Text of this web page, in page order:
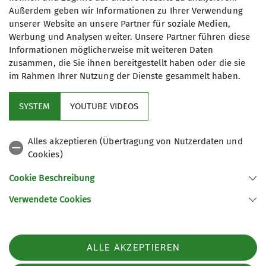
Jahresabschlussveranstaltung im Pflugsaal in Rottweil
statt.
mehr erfahren
196 - Sektion Oberer Neckar Inklusionsklettern JDAV News
Jugend Spaichingen Jugend Trossingen K5 Kletterzentrum
Klimaschutz Oberndorf Oberndorf Seniorengruppe
Spaichingen
Trossingen Wegebau
Aktuelles
Außerdem geben wir Informationen zu Ihrer Verwendung
unserer Website an unsere Partner für soziale Medien,
Werbung und Analysen weiter. Unsere Partner führen diese
Informationen möglicherweise mit weiteren Daten
zusammen, die Sie ihnen bereitgestellt haben oder die sie
im Rahmen Ihrer Nutzung der Dienste gesammelt haben.
SYSTEM YOUTUBE VIDEOS
Alles akzeptieren (Übertragung von Nutzerdaten und
Cookies)
Cookie Beschreibung
Verwendete Cookies
ALLE AKZEPTIEREN